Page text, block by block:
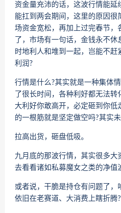
资金量充沛的话，这波行情能延
能扛到两会期间，这里的原因很
场资金宽松，再加上过完春节，
了，市场有一句话，金钱永不
时地利人和堆到一起，岂能不赶
利润?
行情是什么?其实就是一种集体
了很长时间，各种利好都无法
大利好你敢高开，必定砸到你低
的一根筋就是坚定做空吗?其实未
拉高出货，砸盘低吸。
九月底的那波行情，其实很多大
去看看诸如私募魔女之类的净值
或者说，干脆是持仓有问题了，
依旧在老赛道、大消费上瞎折腾?